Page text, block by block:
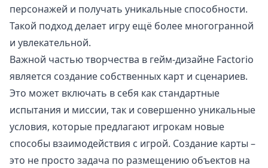
персонажей и получать уникальные способности.
Такой подход делает игру ещё более многогранной
и увлекательной.
Важной частью творчества в гейм-дизайне Factorio
является создание собственных карт и сценариев.
Это может включать в себя как стандартные
испытания и миссии, так и совершенно уникальные
условия, которые предлагают игрокам новые
способы взаимодействия с игрой. Создание карты –
это не просто задача по размещению объектов на